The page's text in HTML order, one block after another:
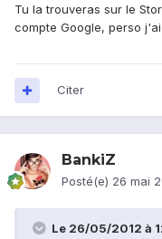
Tu la trouveras sur le
compte Google, perso
Citer
BankiZ
Posté(e) 26 mai
Le 26/05/2012 à